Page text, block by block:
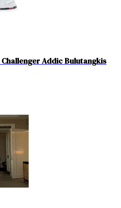
Addic Bulutangkis